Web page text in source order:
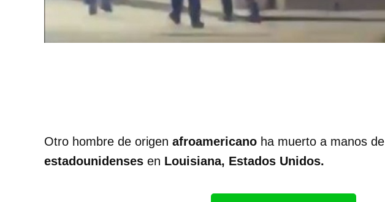
Otro hombre de origen afroamericano ha muerto a manos de
estadounidenses en Louisiana, Estados Unidos.